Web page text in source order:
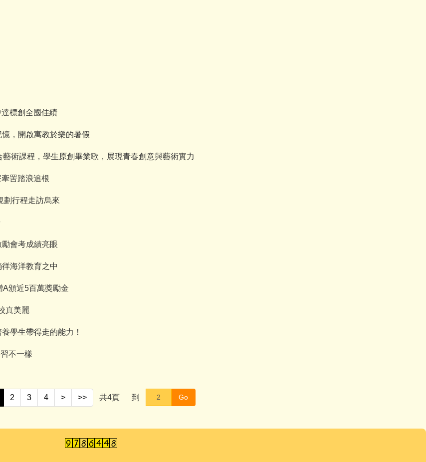
標創全國佳績
，開啟寓教於樂的暑假
術課程，學生原創畢業歌，展現青春創意與藝術實力
罟踏浪追根
劃行程走訪烏來
會考成績亮眼
海洋教育之中
A頒近5百萬獎勵金
真美麗
學生帶得走的能力！
不一樣
2 3 4 > >> 共4頁 到 Go